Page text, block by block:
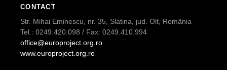
CONTACT
Str. Mihai Eminescu, nr. 35, Slatina, jud. Olt, România
Tel.: 0249.420.098 / Fax: 0249.410.994
office@europroject.org.ro
www.europroject.org.ro